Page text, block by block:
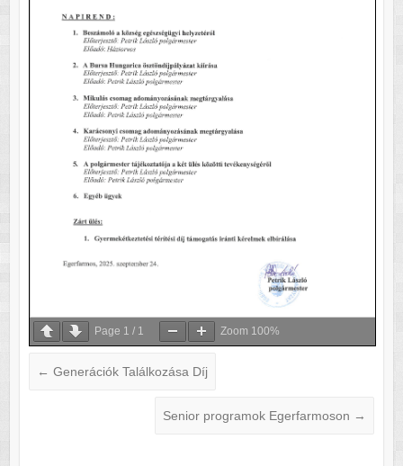
Page 1 / 1 Zoom 100%
← Generációk Találkozása Díj
Senior programok Egerfarmoson →